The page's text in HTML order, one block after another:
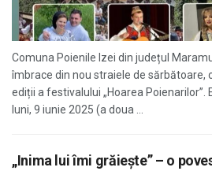
Comuna Poienile Izei din județul
îmbrace din nou straiele de sărbătoare,
ediții a festivalului „Hoarea Poienarilor”.
luni, 9 iunie 2025 (a doua ...
„Inima lui îmi grăiește” – o